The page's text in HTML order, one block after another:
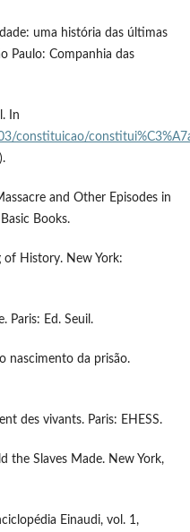
uma história das últimas
Paulo: Companhia das
In
constituicao/
and Other Episodes in
Books.
of History. New York:
Paris: Ed. Seuil.
nascimento da prisão.
des vivants. Paris: EHESS.
the Slaves Made. New York,
Einaudi, vol. 1,